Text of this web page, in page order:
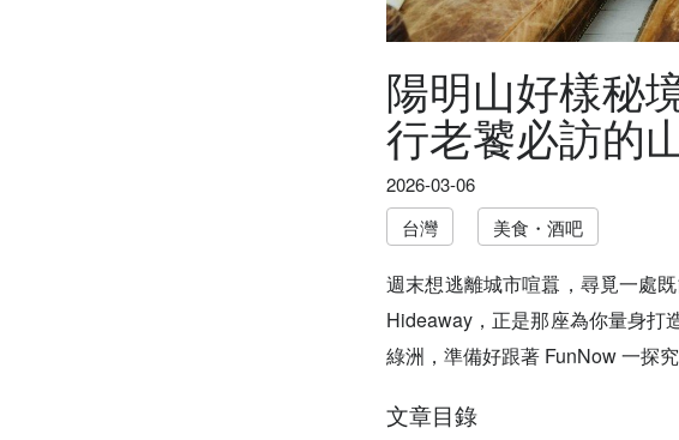
陽明山好樣秘
行老饕必訪的
2026-03-06
台灣
美食・酒吧
週末想逃離城市喧囂，尋覓一處
Hideaway，正是那座為你量身打
綠洲，準備好跟著 FunNow 一探
文章目錄